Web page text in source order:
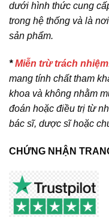
dưới hình thức cung
trong hệ thống và là
sản phẩm.
*Miễn trừ trách nhiệm
mang tính chất tham
khoa và không nhằm
đoán hoặc điều trị từ
bác sĩ, dược sĩ hoặc
CHỨNG NHẬN